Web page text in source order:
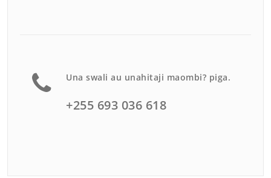
Una swali au unahitaji maombi? piga.
+255 693 036 618